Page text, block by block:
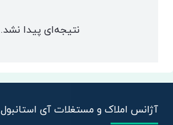
نتیجه‌ای پیدا نشد.
آژانس املاک و مستغلات آی استانبول